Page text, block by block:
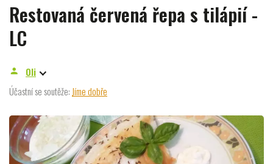
Restovaná červená řepa s tilápií -
LC
person
Oli
Účastní se soutěže: Jíme dobře